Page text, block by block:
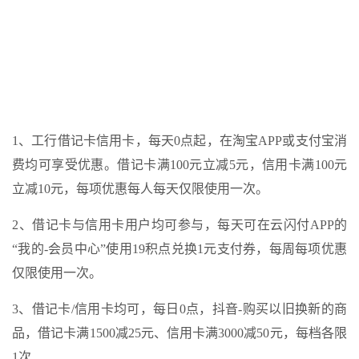
1、工行借记卡信用卡，每天0点起，在淘宝APP或支付宝消
费均可享受优惠。借记卡满100元立减5元，信用卡满100元
立减10元，每项优惠每人每天仅限使用一次。
2、借记卡与信用卡用户均可参与，每天可在云闪付APP的
“我的-会员中心”使用19积点兑换1元支付券，每周每项优惠
仅限使用一次。
3、借记卡/信用卡均可，每日0点，抖音-购买以旧换新的商
品，借记卡满1500减25元、信用卡满3000减50元，每档各限